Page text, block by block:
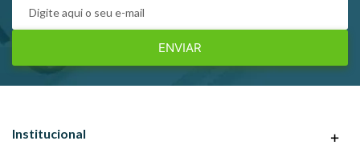
Tensão de entrada 110/220 V 50/60 HZ.
Corrente de saída até 50 ampères em VCC.
Tempo de carga :
Carga lenta 10 ampères aproximadamente 3 horas.
Carga extra rápida 25 ampères aproximadamente 10 minutos.
ENVIAR
Institucional